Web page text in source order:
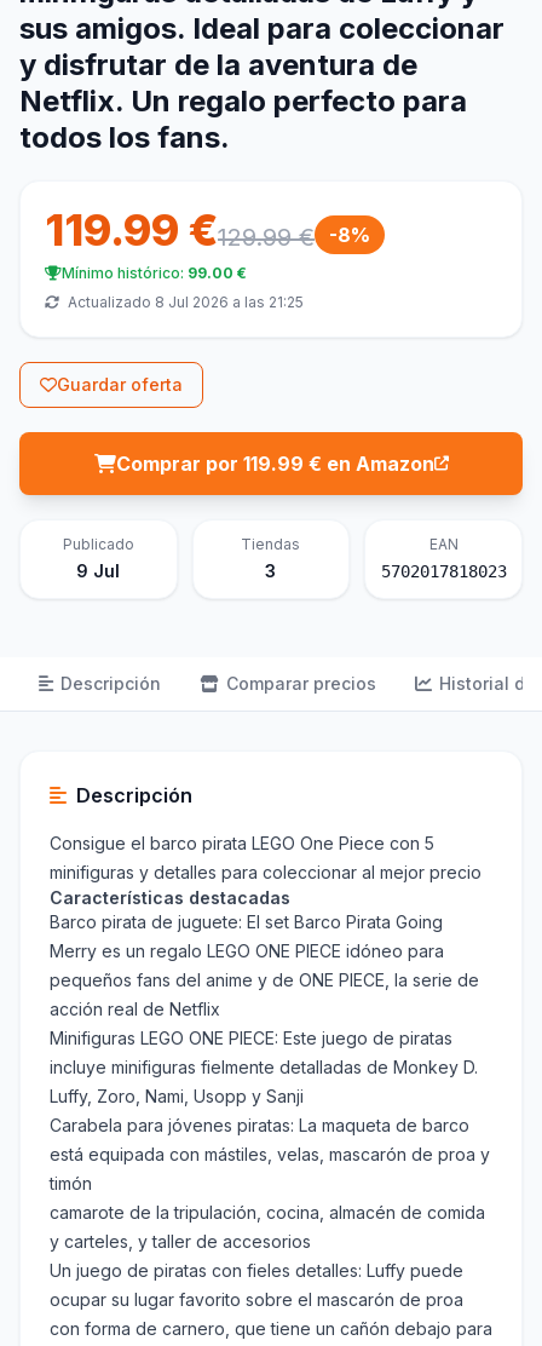
sus amigos. Ideal para coleccionar
y disfrutar de la aventura de
Netflix. Un regalo perfecto para
todos los fans.
119.99 €129.99 € -8%
Mínimo histórico: 99.00 €
Actualizado 8 Jul 2026 a las 21:25
Guardar oferta
Comprar por 119.99 € en Amazon
Publicado
9 Jul
Tiendas
3
EAN
5702017818023
Descripción Comparar precios Historial de
Descripción
Consigue el barco pirata LEGO One Piece con 5
minifiguras y detalles para coleccionar al mejor precio
Características destacadas
Barco pirata de juguete: El set Barco Pirata Going
Merry es un regalo LEGO ONE PIECE idóneo para
pequeños fans del anime y de ONE PIECE, la serie de
acción real de Netflix
Minifiguras LEGO ONE PIECE: Este juego de piratas
incluye minifiguras fielmente detalladas de Monkey D.
Luffy, Zoro, Nami, Usopp y Sanji
Carabela para jóvenes piratas: La maqueta de barco
está equipada con mástiles, velas, mascarón de proa y
timón
camarote de la tripulación, cocina, almacén de comida
y carteles, y taller de accesorios
Un juego de piratas con fieles detalles: Luffy puede
ocupar su lugar favorito sobre el mascarón de proa
con forma de carnero, que tiene un cañón debajo para